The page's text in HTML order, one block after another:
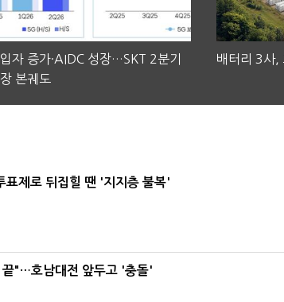
자 증가·AIDC 성장…SKT 2분기
본궤도
배터리 3사,
제로 뒤집힐 땐 '지지층 불복'
"…호남대전 앞두고 '충돌'